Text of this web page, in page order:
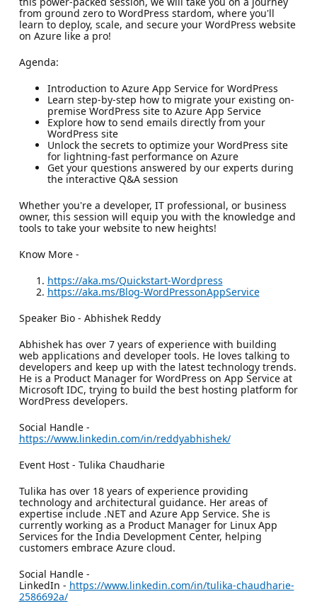
from ground zero to WordPress stardom, where you'll
learn to deploy, scale, and secure your WordPress website
on Azure like a pro!
Agenda:
Introduction to Azure App Service for WordPress
Learn step-by-step how to migrate your existing on-
premise WordPress site to Azure App Service
Explore how to send emails directly from your
WordPress site
Unlock the secrets to optimize your WordPress site
for lightning-fast performance on Azure
Get your questions answered by our experts during
the interactive Q&A session
Whether you're a developer, IT professional, or business
owner, this session will equip you with the knowledge and
tools to take your website to new heights!
Know More -
https://aka.ms/Quickstart-Wordpress
https://aka.ms/Blog-WordPressonAppService
Speaker Bio - Abhishek Reddy
Abhishek has over 7 years of experience with building
web applications and developer tools. He loves talking to
developers and keep up with the latest technology trends.
He is a Product Manager for WordPress on App Service at
Microsoft IDC, trying to build the best hosting platform for
WordPress developers.
Social Handle -
https://www.linkedin.com/in/reddyabhishek/
Event Host - Tulika Chaudharie
Tulika has over 18 years of experience providing
technology and architectural guidance. Her areas of
expertise include .NET and Azure App Service. She is
currently working as a Product Manager for Linux App
Services for the India Development Center, helping
customers embrace Azure cloud.
Social Handle -
LinkedIn - https://www.linkedin.com/in/tulika-chaudharie-
2586692a/